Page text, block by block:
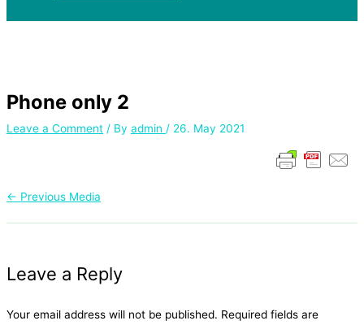
Phone only 2
Leave a Comment / By admin / 26. May 2021
← Previous Media
Leave a Reply
Your email address will not be published. Required fields are